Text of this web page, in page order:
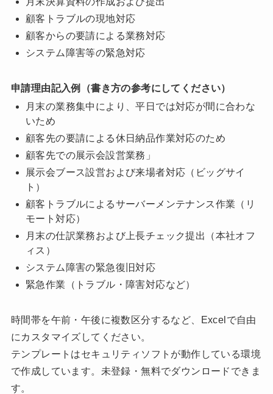
顧客トラブルの現地対応
顧客からの要請による業務対応
システム障害等の緊急対応
申請理由記入例（書き方の参考にしてください）
月末の業務集中により、平日では対応が間に合わな
いため
顧客先の要請による休日納品作業対応のため
顧客先での展示会設営業務」
展示会ブース設営および来場者対応（ビッグサイ
ト）
顧客トラブルによるサーバーメンテナンス作業（リ
モート対応）
月末の仕訳業務および上長チェック提出（本社オフ
ィス）
システム障害の緊急復旧対応
緊急作業（トラブル・障害対応など）
時間帯を午前・午後に複数区分するなど、Excelで自由
にカスタマイズしてください。
テンプレートはセキュリティソフトが動作している環境
で作成しています。未登録・無料でダウンロードできま
す。